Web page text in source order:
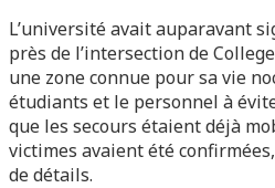
L’université avait auparavant
près de l’intersection de
une zone connue pour sa vie
étudiants et le personnel à
que les secours étaient déjà
victimes avaient été
de détails.